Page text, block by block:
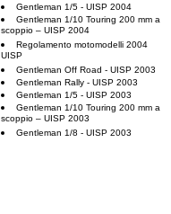
Gentleman 1/5 - UISP 2004
Gentleman 1/10 Touring 200 mm a
scoppio – UISP 2004
Regolamento motomodelli 2004
UISP
Gentleman Off Road - UISP 2003
Gentleman Rally - UISP 2003
Gentleman 1/5 - UISP 2003
Gentleman 1/10 Touring 200 mm a
scoppio – UISP 2003
Gentleman 1/8 - UISP 2003